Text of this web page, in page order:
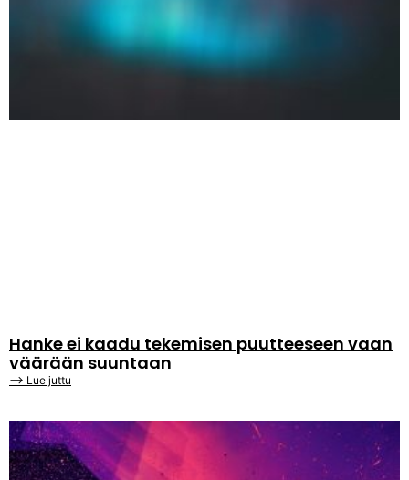
Hanke ei kaadu tekemisen puutteeseen vaan
väärään suuntaan
⟶ Lue juttu